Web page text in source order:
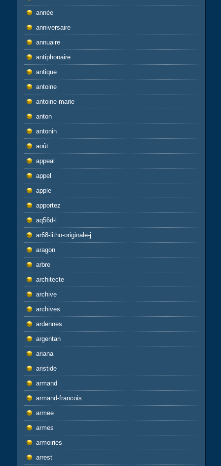
année
anniversaire
annuaire
antiphonaire
antique
antoine
antoine-marie
anton
antonin
août
appeal
appel
apple
apportez
aq56d-l
ar68-litho-originale-j
aragon
arbre
architecte
archive
archives
ardennes
argentan
ariana
aristide
armand
armand-francois
armee
armes
armoiries
arrest